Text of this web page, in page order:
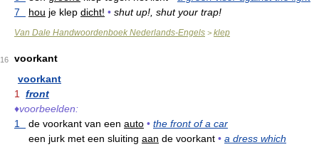
7
hou je klep dicht! • shut up!, shut your trap!
Van Dale Handwoordenboek Nederlands-Engels > klep
16
voorkant
voorkant
1 front
♦voorbeelden:
1
de voorkant van een auto • the front of a car
een jurk met een sluiting aan de voorkant • a dress which